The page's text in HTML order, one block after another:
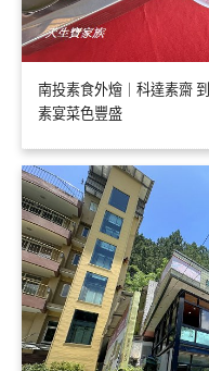
南投素食外燴｜科達素齋
素宴菜色豐盛